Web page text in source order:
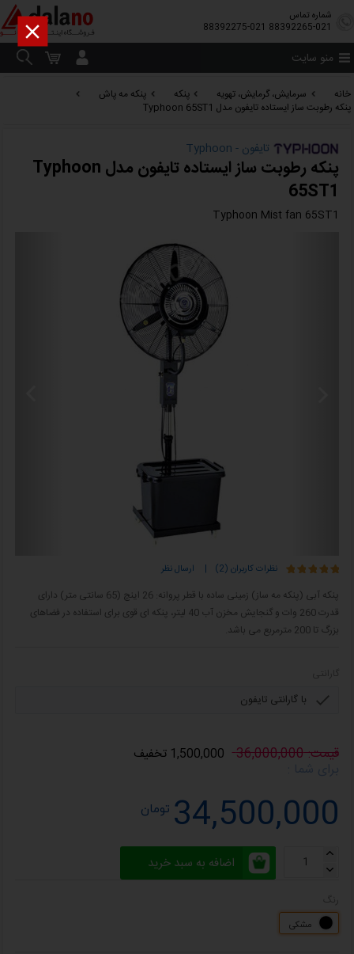
شماره تماس
88392265-021
88392275-021
منو سایت
خانه سرمایش، گرمایش، تهویه پنکه
پنکه مه پاش
پنکه رطوبت ساز ایستاده تایفون مدل Typhoon 65ST1
تایفون - Typhoon
پنکه رطوبت ساز ایستاده تایفون مدل Typhoon
65ST1
Typhoon Mist fan 65ST1
نظرات کاربران (2) | ارسال نظر
پنکه آبی (پنکه مه ساز) زمینی ساده با قطر پروانه: 26 اینچ (65 سانتی متر) دارای
قدرت 260 وات و گنجایش مخزن آب 40 لیتر، پنکه ای قوی برای استفاده در فضاهای
بزرگ تا 200 مترمربع می باشد.
قیمت: 36,000,000 1,500,000 تخفیف
34,500,000 تومان
اضافه به سبد خرید
مشکی
